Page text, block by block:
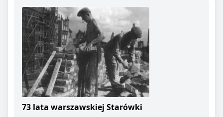
73 lata warszawskiej Starówki